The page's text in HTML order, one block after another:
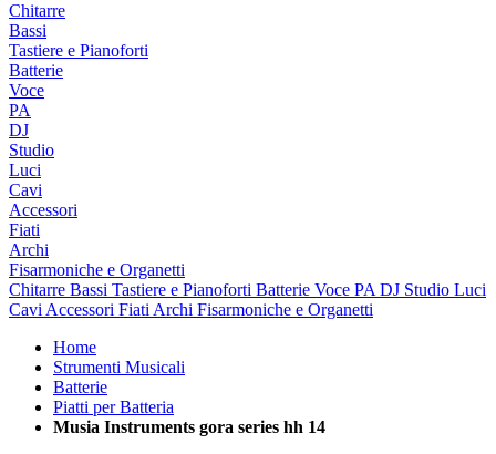
Chitarre
Bassi
Tastiere e Pianoforti
Batterie
Voce
PA
DJ
Studio
Luci
Cavi
Accessori
Fiati
Archi
Fisarmoniche e Organetti
Chitarre Bassi Tastiere e Pianoforti Batterie Voce PA DJ Studio Luci
Cavi Accessori Fiati Archi Fisarmoniche e Organetti
Home
Strumenti Musicali
Batterie
Piatti per Batteria
Musia Instruments gora series hh 14